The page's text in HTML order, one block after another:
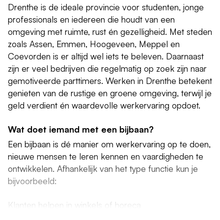
Drenthe is de ideale provincie voor studenten, jonge
professionals en iedereen die houdt van een
omgeving met ruimte, rust én gezelligheid. Met steden
zoals Assen, Emmen, Hoogeveen, Meppel en
Coevorden is er altijd wel iets te beleven. Daarnaast
zijn er veel bedrijven die regelmatig op zoek zijn naar
gemotiveerde parttimers. Werken in Drenthe betekent
genieten van de rustige en groene omgeving, terwijl je
geld verdient én waardevolle werkervaring opdoet.
Wat doet iemand met een bijbaan?
Een bijbaan is dé manier om werkervaring op te doen,
nieuwe mensen te leren kennen en vaardigheden te
ontwikkelen. Afhankelijk van het type functie kun je
bijvoorbeeld:
Klanten helpen in winkels of horeca